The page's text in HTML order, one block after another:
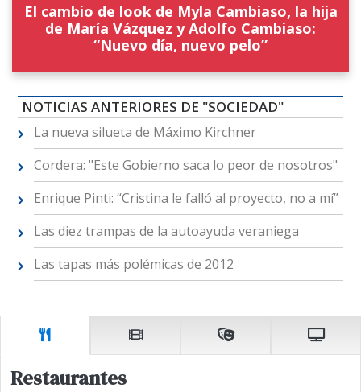
El cambio de look de Myla Cambiaso, la hija
de María Vázquez y Adolfo Cambiaso:
“Nuevo día, nuevo pelo”
NOTICIAS ANTERIORES DE "SOCIEDAD"
La nueva silueta de Máximo Kirchner
Cordera: "Este Gobierno saca lo peor de nosotros"
Enrique Pinti: “Cristina le falló al proyecto, no a mí”
Las diez trampas de la autoayuda veraniega
Las tapas más polémicas de 2012
Restaurantes